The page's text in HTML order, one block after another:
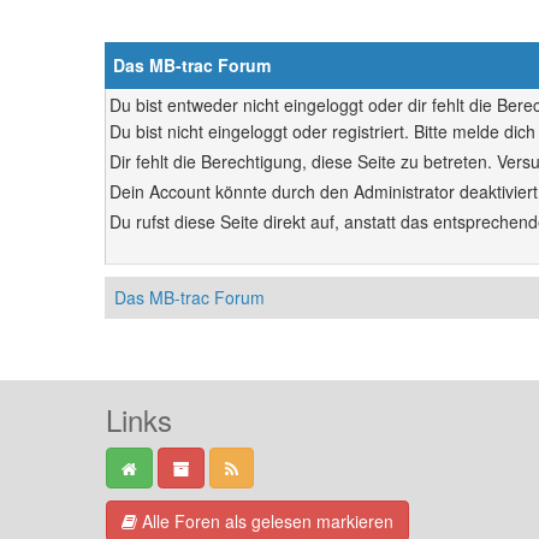
Das MB-trac Forum
Du bist entweder nicht eingeloggt oder dir fehlt die
Du bist nicht eingeloggt oder registriert. Bitte melde
Dir fehlt die Berechtigung, diese Seite zu betreten.
Dein Account könnte durch den Administrator
Du rufst diese Seite direkt auf, anstatt das
Das MB-trac Forum
Links
Alle Foren als gelesen markieren